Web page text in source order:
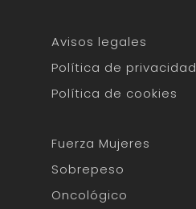
Avisos legales
Política de privacidad
Política de cookies
Fuerza Mujeres
Sobrepeso
Oncológico